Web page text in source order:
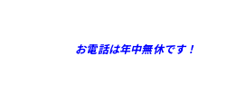
お電話は年中無休です！